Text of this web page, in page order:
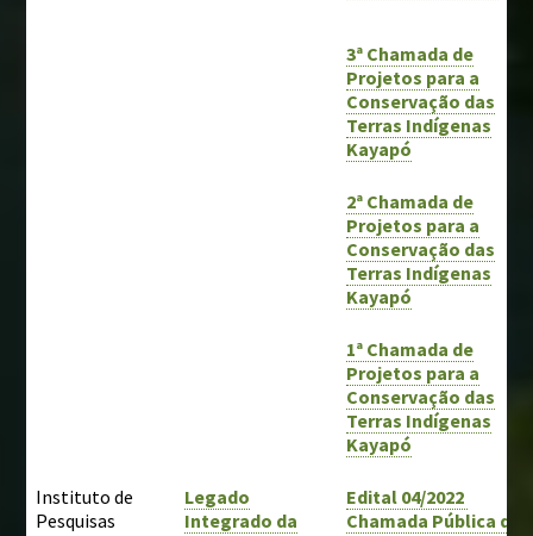
3ª Chamada de
Projetos para a
Conservação das
Terras Indígenas
Kayapó
2ª Chamada de
Projetos para a
Conservação das
Terras Indígenas
Kayapó
1ª Chamada de
Projetos para a
Conservação das
Terras Indígenas
Kayapó
Instituto de
Pesquisas
Legado
Integrado da
Edital 04/2022
Chamada Pública de